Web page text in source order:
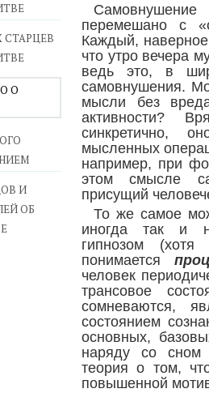
СТАРЦЕВ
О
И
ОБ
перемешано с
Каждый,
что утро вечера
ведь это, в
самовнушения.
мысли без
активности?
синкретично,
мысленных
например, при
этом смысле
присущий
То же самое
иногда так и
гипнозом
понимается
человек
трансовое
сомневаются,
состоянием
основных,
наряду со сном
теория о том,
повышенной